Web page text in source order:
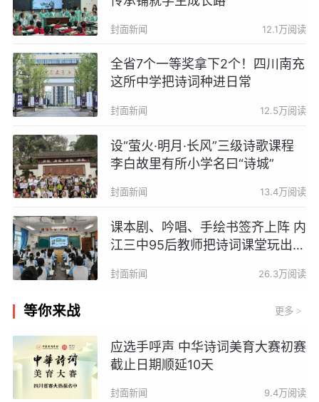
封面新闻 12.1万阅读
全省7个一等奖拿下2个！四川南充
这所中学把诗词种进日常
封面新闻 12.5万阅读
设“萤火·明月·长风”三级诗歌课程
李白故里有所小学名曰“诗城”
封面新闻 13.4万阅读
课本剧、吟唱、手绘书签齐上阵 内
江三中95后教师把诗词课堂玩出新
封面新闻 26.3万阅读
等你来战 更多 >
应选手呼声 中华诗词美育大赛初赛
截止日期顺延10天
封面新闻 9.4万阅读